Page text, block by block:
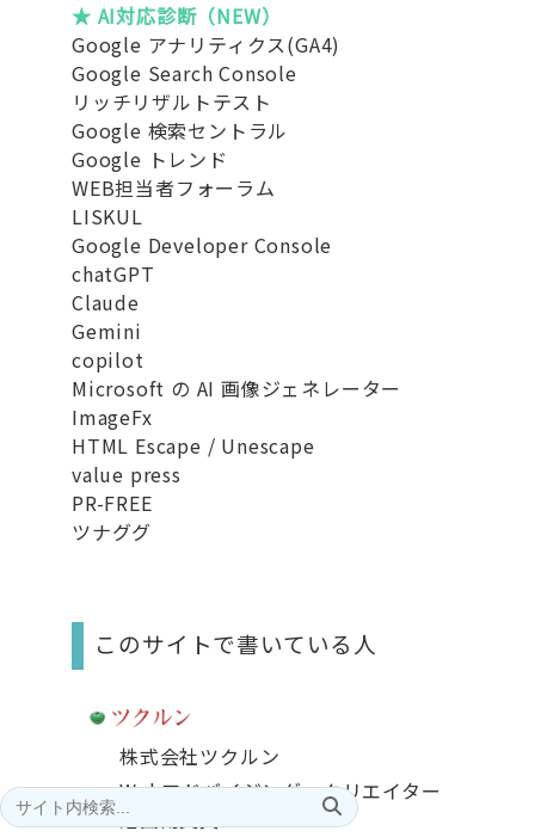
★ AI対応診断（NEW）
Google アナリティクス(GA4)
Google Search Console
リッチリザルトテスト
Google 検索セントラル
Google トレンド
WEB担当者フォーラム
LISKUL
Google Developer Console
chatGPT
Claude
Gemini
copilot
Microsoft の AI 画像ジェネレーター
ImageFx
HTML Escape / Unescape
value press
PR-FREE
ツナググ
このサイトで書いている人
株式会社ツクルン
Webアドバイジング・クリエイター
池田南美夫